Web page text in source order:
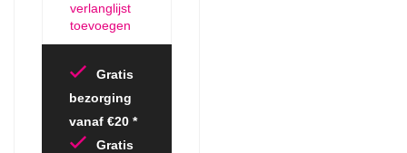
verlanglijst
toevoegen
Gratis
bezorging
vanaf €20 *
Gratis